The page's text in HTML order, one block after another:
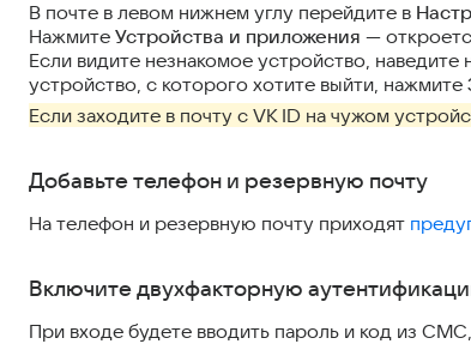
В почте в левом нижнем углу перейдите в
Нажмите Устройства и приложения —
Если видите незнакомое устройство,
устройство, с которого хотите выйти, нажмите
Если заходите в почту с VK ID на чужом
Добавьте телефон и резервную почту
На телефон и резервную почту приходят
Включите двухфакторную
При входе будете вводить пароль и код из